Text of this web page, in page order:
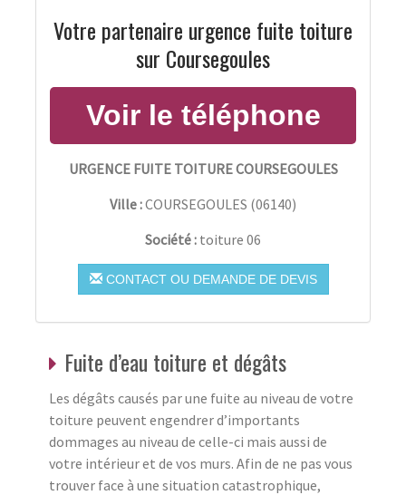
Votre partenaire urgence fuite toiture
sur Coursegoules
URGENCE FUITE TOITURE COURSEGOULES
Ville :COURSEGOULES (06140)
Société : toiture 06
CONTACT OU DEMANDE DE DEVIS
Fuite d’eau toiture et dégâts
Les dégâts causés par une fuite au niveau de votre
toiture peuvent engendrer d’importants
dommages au niveau de celle-ci mais aussi de
votre intérieur et de vos murs. Afin de ne pas vous
trouver face à une situation catastrophique,